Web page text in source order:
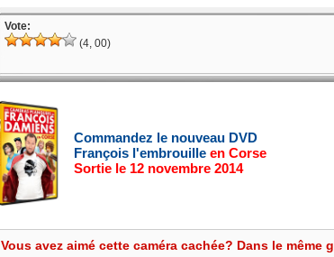
Vote:
(4, 00)
Commandez le nouveau DVD
François l'embrouille en Corse
Sortie le 12 novembre 2014
Vous avez aimé cette caméra cachée? Dans le même